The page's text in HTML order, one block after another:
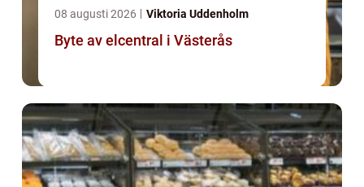
08 augusti 2026 Viktoria Uddenholm
Byte av elcentral i Västerås